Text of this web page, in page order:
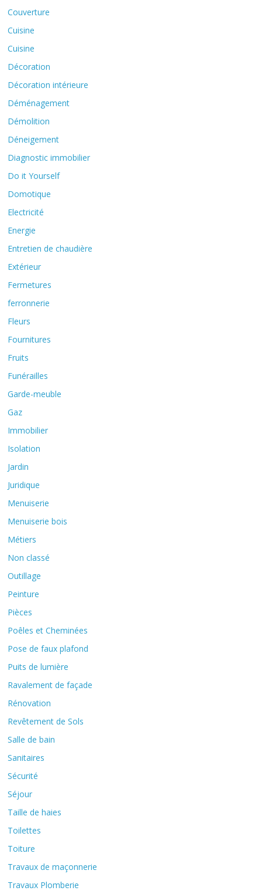
Couverture
Cuisine
Cuisine
Décoration
Décoration intérieure
Déménagement
Démolition
Déneigement
Diagnostic immobilier
Do it Yourself
Domotique
Electricité
Energie
Entretien de chaudière
Extérieur
Fermetures
ferronnerie
Fleurs
Fournitures
Fruits
Funérailles
Garde-meuble
Gaz
Immobilier
Isolation
Jardin
Juridique
Menuiserie
Menuiserie bois
Métiers
Non classé
Outillage
Peinture
Pièces
Poêles et Cheminées
Pose de faux plafond
Puits de lumière
Ravalement de façade
Rénovation
Revêtement de Sols
Salle de bain
Sanitaires
Sécurité
Séjour
Taille de haies
Toilettes
Toiture
Travaux de maçonnerie
Travaux Plomberie